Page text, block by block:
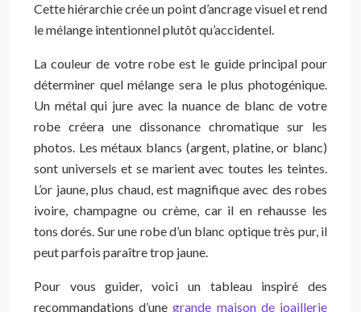
Cette hiérarchie crée un point d’ancrage visuel et rend
le mélange intentionnel plutôt qu’accidentel.
La couleur de votre robe est le guide principal pour
déterminer quel mélange sera le plus photogénique.
Un métal qui jure avec la nuance de blanc de votre
robe créera une dissonance chromatique sur les
photos. Les métaux blancs (argent, platine, or blanc)
sont universels et se marient avec toutes les teintes.
L’or jaune, plus chaud, est magnifique avec des robes
ivoire, champagne ou crème, car il en rehausse les
tons dorés. Sur une robe d’un blanc optique très pur, il
peut parfois paraître trop jaune.
Pour vous guider, voici un tableau inspiré des
recommandations d’unegrande maison de joaillerie